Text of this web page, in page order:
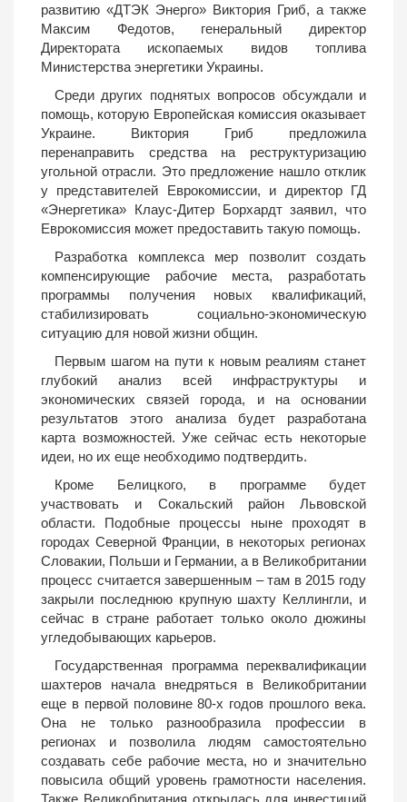
развитию «ДТЭК Энерго» Виктория Гриб, а также
Максим Федотов, генеральный директор
Директората ископаемых видов топлива
Министерства энергетики Украины.
Среди других поднятых вопросов обсуждали и
помощь, которую Европейская комиссия оказывает
Украине. Виктория Гриб предложила
перенаправить средства на реструктуризацию
угольной отрасли. Это предложение нашло отклик
у представителей Еврокомиссии, и директор ГД
«Энергетика» Клаус-Дитер Борхардт заявил, что
Еврокомиссия может предоставить такую помощь.
Разработка комплекса мер позволит создать
компенсирующие рабочие места, разработать
программы получения новых квалификаций,
стабилизировать социально-экономическую
ситуацию для новой жизни общин.
Первым шагом на пути к новым реалиям станет
глубокий анализ всей инфраструктуры и
экономических связей города, и на основании
результатов этого анализа будет разработана
карта возможностей. Уже сейчас есть некоторые
идеи, но их еще необходимо подтвердить.
Кроме Белицкого, в программе будет
участвовать и Сокальский район Львовской
области. Подобные процессы ныне проходят в
городах Северной Франции, в некоторых регионах
Словакии, Польши и Германии, а в Великобритании
процесс считается завершенным – там в 2015 году
закрыли последнюю крупную шахту Келлингли, и
сейчас в стране работает только около дюжины
угледобывающих карьеров.
Государственная программа переквалификации
шахтеров начала внедряться в Великобритании
еще в первой половине 80-х годов прошлого века.
Она не только разнообразила профессии в
регионах и позволила людям самостоятельно
создавать себе рабочие места, но и значительно
повысила общий уровень грамотности населения.